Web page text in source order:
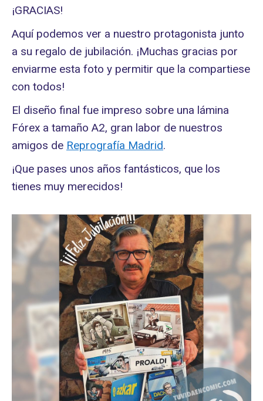
¡GRACIAS!
Aquí podemos ver a nuestro protagonista junto
a su regalo de jubilación. ¡Muchas gracias por
enviarme esta foto y permitir que la compartiese
con todos!
El diseño final fue impreso sobre una lámina
Fórex a tamaño A2, gran labor de nuestros
amigos de Reprografía Madrid.
¡Que pases unos años fantásticos, que los
tienes muy merecidos!